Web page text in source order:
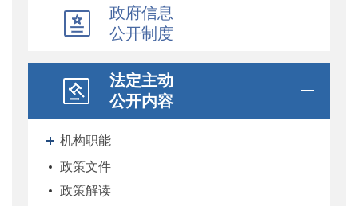
政府信息
公开制度
法定主动
公开内容
机构职能
政策文件
政策解读